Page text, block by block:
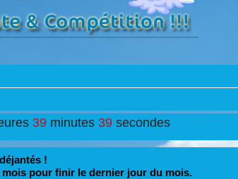
39 minutes 37 secondes
!
mois pour finir le dernier jour du mois.